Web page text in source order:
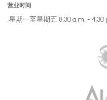
营业时间
星期一至星期五 8.30 a.m. - 4.30